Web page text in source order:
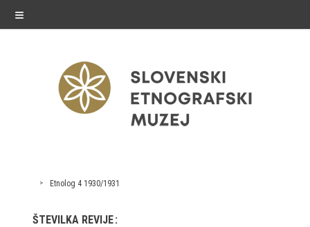
≡
razstave
Stalne razstave
Etnolog 4 1930/1931
ŠTEVILKA REVIJE